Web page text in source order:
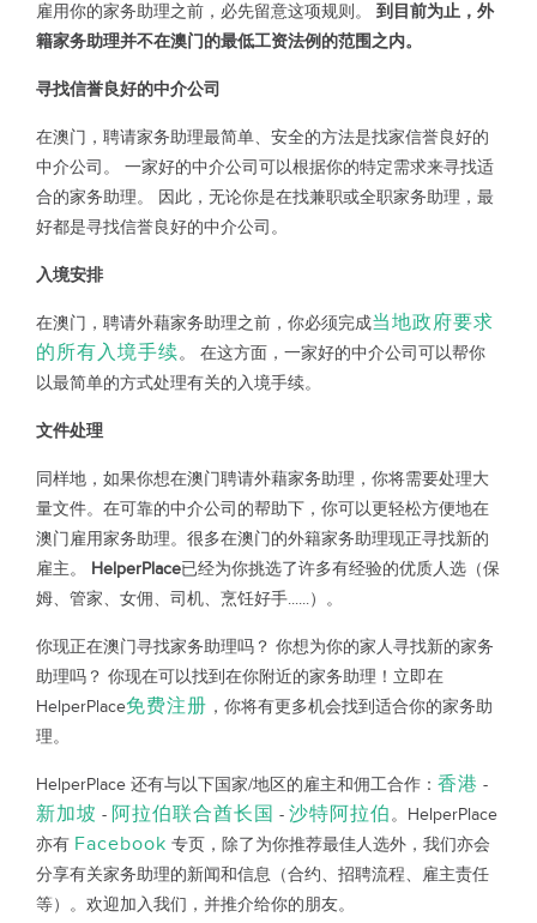
雇用你的家务助理之前，必先留意这项规则。 到 目前为止，外
籍家务助理并不在澳门的最低工资法例的范围之内。
寻找信誉良好的中介公司
在澳门，聘请家务助理最简单、安全的方法是找家信誉良好的
中介公司。 一家好的中介公司可以根据你的特定需求来寻找适
合的家务助理。 因此，无论你是在找兼职或全职家务助理，最
好都是寻找信誉良好的中介公司。
入境安排
在澳门，聘请外藉家务助理之前，你必须完成当地政府要求
的所有入境手续。 在这方面，一家好的中介公司可以帮你
以最简单的方式处理有关的入境手续。
文件处理
同样地，如果你想在澳门聘请外藉家务助理，你将需要处理大
量文件。在可靠的中介公司的帮助下，你可以更轻松方便地在
澳门雇用家务助理。很多在澳门的外籍家务助理现正寻找新的
雇主。 HelperPlace已经为你挑选了许多有经验的优质人选（保
姆、管家、女佣、司机、烹饪好手......）。
你现正在澳门寻找家务助理吗？ 你想为你的家人寻找新的家务
助理吗？ 你现在可以找到在你附近的家务助理！立即在
HelperPlace免费注册 ，你将有更多机会找到适合你的家务助
理。
HelperPlace 还有与以下国家/地区的雇主和佣工合作： 香港 -
新加坡 - 阿拉伯联合酋长国 - 沙特阿拉伯。HelperPlace
亦有 Facebook 专页，除了为你推荐最佳人选外，我们亦会
分享有关家务助理的新闻和信息（合约、招聘流程、雇主责任
等）。欢迎加入我们，并推介给你的朋友。